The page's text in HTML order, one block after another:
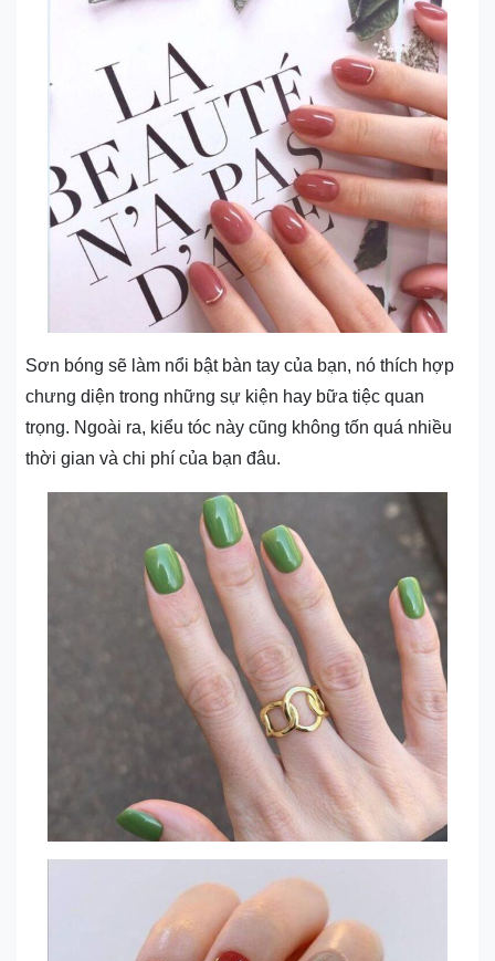
Sơn bóng sẽ làm nổi bật bàn tay của bạn, nó thích hợp
chưng diện trong những sự kiện hay bữa tiệc quan
trọng. Ngoài ra, kiểu tóc này cũng không tốn quá nhiều
thời gian và chi phí của bạn đâu.